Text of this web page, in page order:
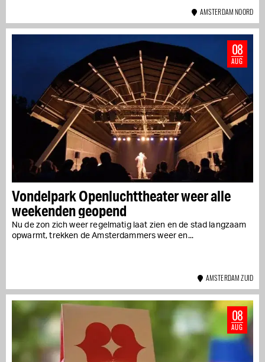
AMSTERDAM NOORD
Vondelpark Openluchttheater weer alle
weekenden geopend
Nu de zon zich weer regelmatig laat zien en de stad langzaam
opwarmt, trekken de Amsterdammers weer en...
08
AUG
AMSTERDAM ZUID
08
AUG